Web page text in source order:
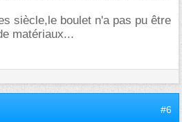
siècle,le boulet n'a pas pu être
matériaux...
#6